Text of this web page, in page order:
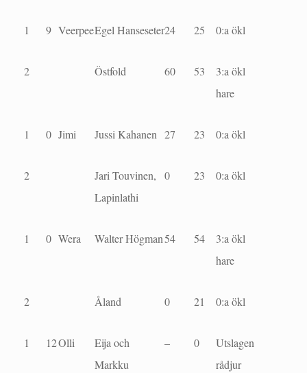
1 9 VeerpeeEgel Hanseseter24 25 0:a ökl
2 Östfold 60 53
3:a ökl
hare
1 0 Jimi Jussi Kahanen 27 23 0:a ökl
2
Jari Touvinen,
Lapinlathi
0 23 0:a ökl
1 0 Wera Walter Högman54 54
3:a ökl
hare
2 Åland 0 21 0:a ökl
1 12Olli
Eija och
Markku
– 0
Utslagen
rådjur